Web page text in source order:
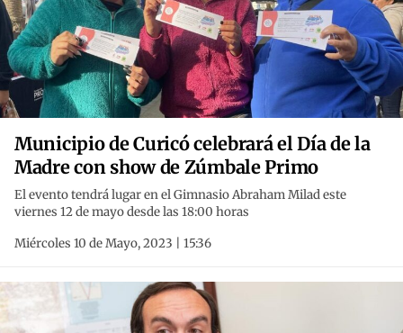
Municipio de Curicó celebrará el Día de la
Madre con show de Zúmbale Primo
El evento tendrá lugar en el Gimnasio Abraham Milad este
viernes 12 de mayo desde las 18:00 horas
Miércoles 10 de Mayo, 2023 | 15:36